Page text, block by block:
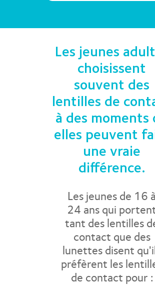
Les jeunes
choisissent
souvent des
lentilles de
à des moments
elles peuvent
une vraie
différence.
Les jeunes de 16 à
24 ans qui
tant des lentilles
contact que des
lunettes disent
préfèrent les
de contact pour :